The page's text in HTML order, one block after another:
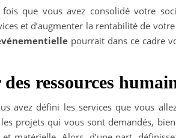
fois que vous avez consolidé votre
et d’augmenter la rentabilité de
pourrait dans ce cadre
ressources
avez défini les services que vous
projets qui vous sont demandés,